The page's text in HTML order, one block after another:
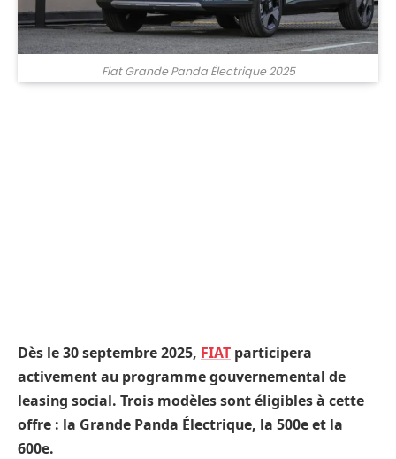
Fiat Grande Panda Électrique 2025
Dès le 30 septembre 2025, FIAT participera
activement au programme gouvernemental de
leasing social. Trois modèles sont éligibles à cette
offre : la Grande Panda Électrique, la 500e et la
600e.